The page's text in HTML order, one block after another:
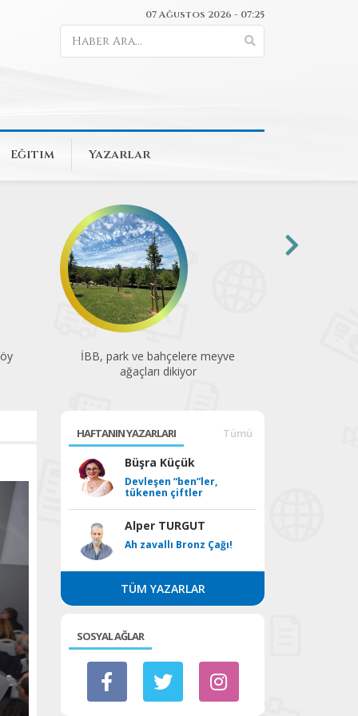
07 Ağustos 2026 - 07:25
Eğitim Yazarlar
İBB, park ve bahçelere meyve
ağaçları dikiyor
HAFTANIN YAZARLARI Tümü
Büşra Küçük
Devleşen “ben”ler,
tükenen çiftler
Alper TURGUT
Ah zavallı Bronz Çağı!
TÜM YAZARLAR
SOSYAL AĞLAR